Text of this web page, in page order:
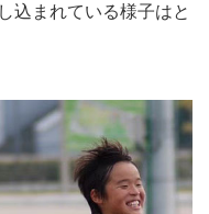
込まれている様子はと